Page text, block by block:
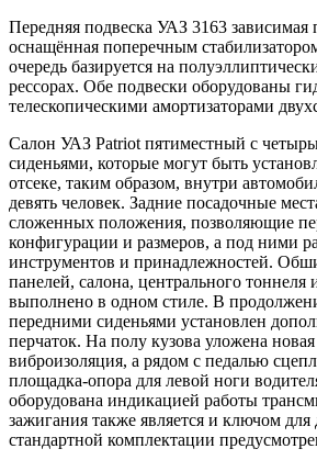
Передняя подвеска УАЗ 3163
оснащённая поперечным
очередь базируется на
рессорах. Обе подвески оборудованы
телескопическими амортизаторами
Салон УАЗ Patriot пятиместный с
сиденьями, которые могут быть
отсеке, таким образом, внутри
девять человек. Задние посадочные
сложенных положения, позволяющие
конфигурации и размеров, а под ними
инструментов и принадлежностей.
панелей, салона, центрального
выполнено в одном стиле. В
передними сиденьями установлен
перчаток. На полу кузова уложена
виброизоляция, а рядом с педалью
площадка-опора для левой ноги
оборудована индикацией работы
зажигания также является и ключом
стандартной комплектации